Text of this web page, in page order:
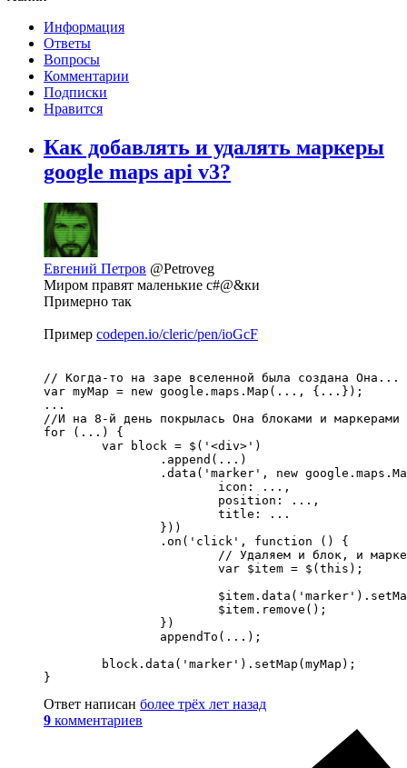
Информация
Ответы
Вопросы
Комментарии
Подписки
Нравится
Как добавлять и удалять маркеры
google maps api v3?
Евгений Петров @Petroveg
Миром правят маленькие с#@&ки
Примерно так
Пример codepen.io/cleric/pen/ioGcF
// Когда-то на заре вселенной была создана Она...
var myMap = new google.maps.Map(..., {...});
...
//И на 8-й день покрылась Она блоками и маркерами
for (...) {
}
Ответ написан более трёх лет назад
9 комментариев